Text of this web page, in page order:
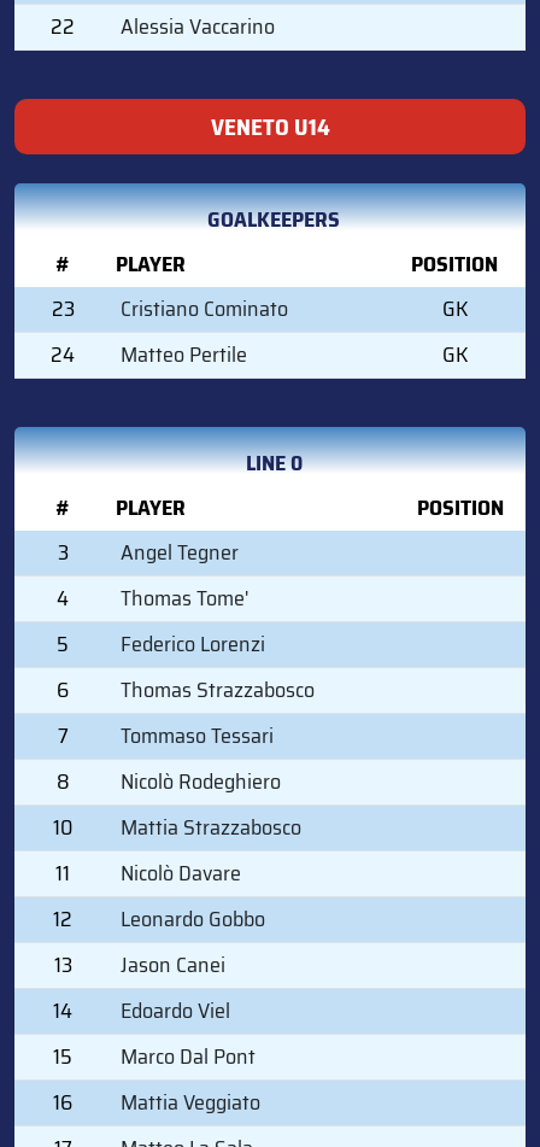
22
Alessia Vaccarino
VENETO U14
GOALKEEPERS
#
PLAYER
POSITION
23
Cristiano Cominato
GK
24
Matteo Pertile GK
LINE 0
#
PLAYER
POSITION
3
Angel Tegner
4
Thomas Tome'
5
Federico Lorenzi
6
Thomas Strazzabosco
7
Tommaso Tessari
8
Nicolò Rodeghiero
10
Mattia Strazzabosco
11
Nicolò Davare
12
Leonardo Gobbo
13
Jason Canei
14
Edoardo Viel
15
Marco Dal Pont
16
Mattia Veggiato